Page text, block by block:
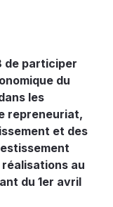
de participer
du
les
repreneuriat,
et des
au
du 1er avril